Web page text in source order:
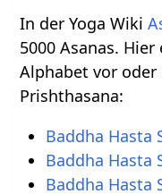
In der Yoga Wiki
5000 Asanas.
Alphabet vor oder
Prishthasana:
Baddha Hasta
Baddha Hasta
Baddha Hasta